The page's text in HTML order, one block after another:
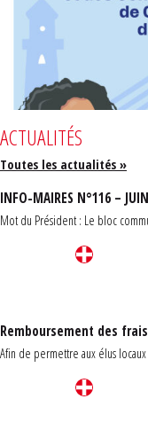
ACTUALITÉS
Toutes les actualités »
INFO-MAIRES N°116 –
Mot du Président : Le bloc
Remboursement des
Afin de permettre aux élus